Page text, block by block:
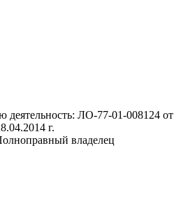
деятельность: ЛО-77-01-008124 от
г.
владелец